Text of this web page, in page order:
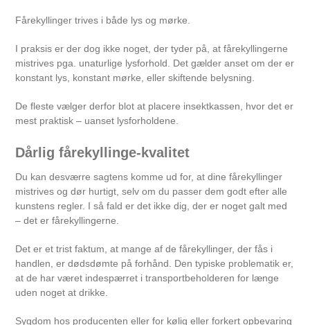
Fårekyllinger trives i både lys og mørke.
I praksis er der dog ikke noget, der tyder på, at fårekyllingerne
mistrives pga. unaturlige lysforhold. Det gælder anset om der er
konstant lys, konstant mørke, eller skiftende belysning.
De fleste vælger derfor blot at placere insektkassen, hvor det er
mest praktisk – uanset lysforholdene.
Dårlig fårekyllinge-kvalitet
Du kan desværre sagtens komme ud for, at dine fårekyllinger
mistrives og dør hurtigt, selv om du passer dem godt efter alle
kunstens regler. I så fald er det ikke dig, der er noget galt med
– det er fårekyllingerne.
Det er et trist faktum, at mange af de fårekyllinger, der fås i
handlen, er dødsdømte på forhånd. Den typiske problematik er,
at de har været indespærret i transportbeholderen for længe
uden noget at drikke.
Sygdom hos producenten eller for kølig eller forkert opbevaring